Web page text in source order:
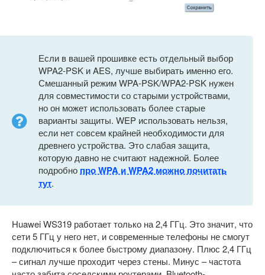
Если в вашей прошивке есть отдельный выбор
WPA2-PSK и AES, лучше выбирать именно его.
Смешанный режим WPA-PSK/WPA2-PSK нужен
для совместимости со старыми устройствами,
но он может использовать более старые
варианты защиты. WEP использовать нельзя,
если нет совсем крайней необходимости для
древнего устройства. Это слабая защита,
которую давно не считают надежной. Более
подробно про WPA и WPA2 можно почитать
тут.
Huawei WS319 работает только на 2,4 ГГц. Это значит, что
сети 5 ГГц у него нет, и современные телефоны не смогут
подключиться к более быстрому диапазону. Плюс 2,4 ГГц
– сигнал лучше проходит через стены. Минус – частота